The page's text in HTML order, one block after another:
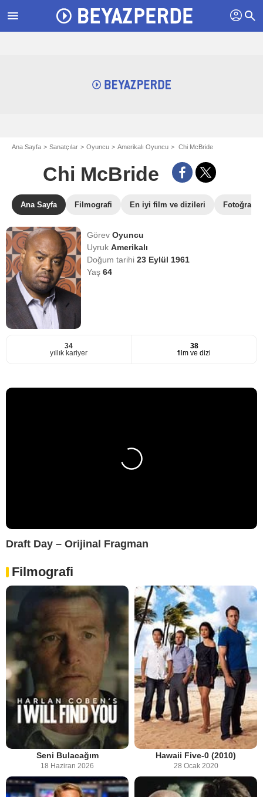
menu profil search
Ana Sayfa Sanatçılar Oyuncu Amerikalı Oyuncu Chi McBride
Chi McBride
Ana Sayfa Filmografi En iyi film ve dizileri Fotoğraflar
GörevOyuncu
UyrukAmerikalı
Doğum tarihi23 Eylül 1961
Yaş64
34
yıllık kariyer
38
film ve dizi
Draft Day – Orijinal Fragman
Filmografi
Seni Bulacağım
18 Haziran 2026
Hawaii Five-0 (2010)
28 Ocak 2020